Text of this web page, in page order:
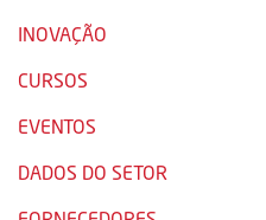
INOVAÇÃO
CURSOS
EVENTOS
DADOS DO SETOR